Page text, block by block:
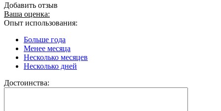
Добавить отзыв
Ваша оценка:
Опыт использования:
Больше года
Менее месяца
Несколько месяцев
Несколько дней
Достоинства: